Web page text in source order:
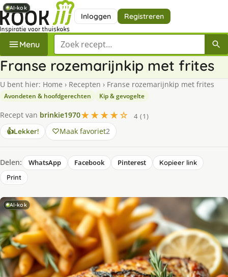
Inloggen Registreren
Menu Zoek een recept
Fran­se ro­ze­ma­rijn­kip met fri­tes
U bent hier: Home › Recepten › Fran­se ro­ze­ma­rijn­kip met fri­tes
Avondeten & hoofdgerechten Kip & gevogelte
Recept van brinkie1970★★★★☆
4 (1)
👍Lekker! Maak favoriet2
Delen: WhatsApp Facebook Pinterest
Kopieer link
Print
AI-kok
AI-kok
AI-kok
AI-kok
AI-kok